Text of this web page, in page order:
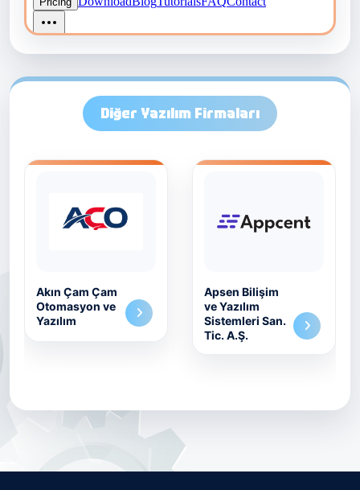
Diğer Yazılım Firmaları
Akın Çam Çam
Otomasyon ve
Yazılım
Apsen Bilişim
ve Yazılım
Sistemleri San.
Tic. A.Ş.